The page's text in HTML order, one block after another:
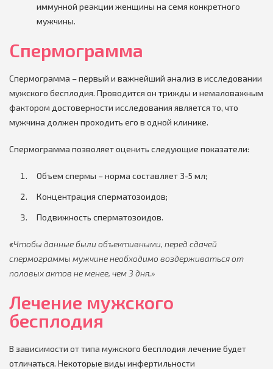
иммунной реакции женщины на семя конкретного
мужчины.
Спермограмма
Спермограмма – первый и важнейший анализ в исследовании
мужского бесплодия. Проводится он трижды и немаловажным
фактором достоверности исследования является то, что
мужчина должен проходить его в одной клинике.
Спермограмма позволяет оценить следующие показатели:
Объем спермы – норма составляет 3-5 мл;
Концентрация сперматозоидов;
Подвижность сперматозоидов.
«Чтобы данные были объективными, перед сдачей
спермограммы мужчине необходимо воздерживаться от
половых актов не менее, чем 3 дня.»
Лечение мужского
бесплодия
В зависимости от типа мужского бесплодия лечение будет
отличаться. Некоторые виды инфертильности